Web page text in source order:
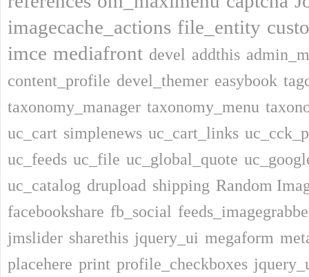
imagecache_actions file_entity
imce mediafront devel addthis
content_profile devel_themer easybook
taxonomy_manager taxonomy_menu
uc_cart simplenews uc_cart_links
uc_feeds uc_file uc_global_quote
uc_catalog drupload shipping Random
facebookshare fb_social
jmslider sharethis jquery_ui megaform
placehere print profile_checkboxes